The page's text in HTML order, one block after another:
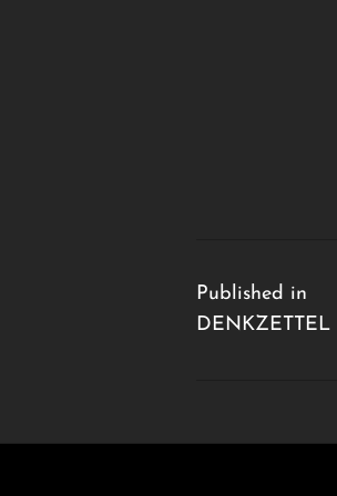
Published in
DENKZETTEL